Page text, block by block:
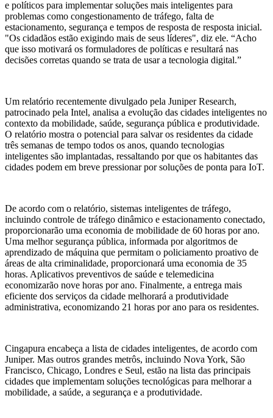
e políticos para implementar soluções mais inteligentes para
problemas como congestionamento de tráfego, falta de
estacionamento, segurança e tempos de resposta de resposta inicial.
"Os cidadãos estão exigindo mais de seus líderes", diz ele. “Acho
que isso motivará os formuladores de políticas e resultará nas
decisões corretas quando se trata de usar a tecnologia digital.”
Um relatório recentemente divulgado pela Juniper Research,
patrocinado pela Intel, analisa a evolução das cidades inteligentes no
contexto da mobilidade, saúde, segurança pública e produtividade.
O relatório mostra o potencial para salvar os residentes da cidade
três semanas de tempo todos os anos, quando tecnologias
inteligentes são implantadas, ressaltando por que os habitantes das
cidades podem em breve pressionar por soluções de ponta para IoT.
De acordo com o relatório, sistemas inteligentes de tráfego,
incluindo controle de tráfego dinâmico e estacionamento conectado,
proporcionarão uma economia de mobilidade de 60 horas por ano.
Uma melhor segurança pública, informada por algoritmos de
aprendizado de máquina que permitam o policiamento proativo de
áreas de alta criminalidade, proporcionará uma economia de 35
horas. Aplicativos preventivos de saúde e telemedicina
economizarão nove horas por ano. Finalmente, a entrega mais
eficiente dos serviços da cidade melhorará a produtividade
administrativa, economizando 21 horas por ano para os residentes.
Cingapura encabeça a lista de cidades inteligentes, de acordo com
Juniper. Mas outros grandes metrôs, incluindo Nova York, São
Francisco, Chicago, Londres e Seul, estão na lista das principais
cidades que implementam soluções tecnológicas para melhorar a
mobilidade, a saúde, a segurança e a produtividade.